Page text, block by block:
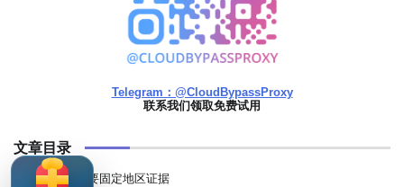
Telegram：@CloudBypassProxy
联系我们领取免费试用
文章目录
AI 搜索监测先要固定地区证据